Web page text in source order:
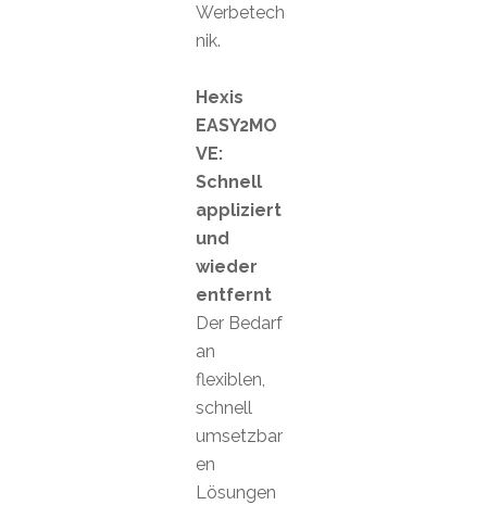
Werbetech
nik.
Hexis
EASY2MO
VE:
Schnell
appliziert
und
wieder
entfernt
Der Bedarf
an
flexiblen,
schnell
umsetzbar
en
Lösungen